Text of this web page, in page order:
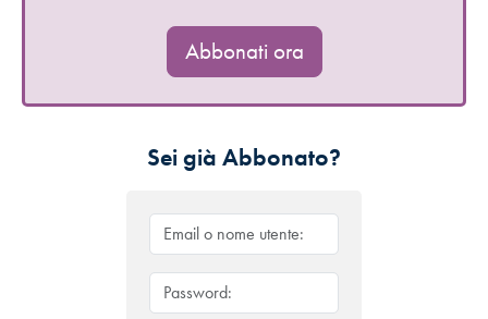
Abbonati ora
Sei già Abbonato?